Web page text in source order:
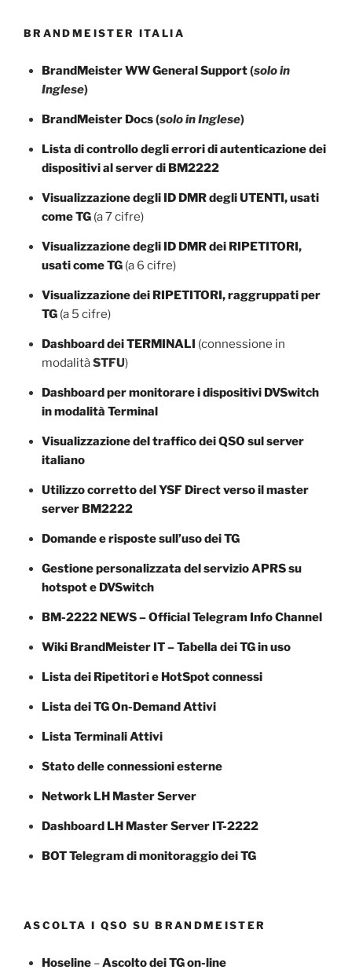
BRANDMEISTER ITALIA
BrandMeister WW General Support(solo in
Inglese)
BrandMeister Docs(solo in Inglese)
Lista di controllo degli errori di autenticazione dei
dispositivi al server di BM2222
Visualizzazione degli ID DMR degli UTENTI, usati
come TG(a 7 cifre)
Visualizzazione degli ID DMR dei RIPETITORI,
usati come TG(a 6 cifre)
Visualizzazione dei RIPETITORI, raggruppati per
TG(a 5 cifre)
Dashboard dei TERMINALI (connessione in
modalitàSTFU)
Dashboard per monitorare i dispositivi DVSwitch
in modalità Terminal
Visualizzazione del traffico dei QSO sul server
italiano
Utilizzo corretto del YSF Direct verso il master
server BM2222
Domande e risposte sull’uso dei TG
Gestione personalizzata del servizio APRS su
hotspot e DVSwitch
BM-2222 NEWS – Official Telegram Info Channel
Wiki BrandMeister IT – Tabella dei TG in uso
Lista dei Ripetitori e HotSpot connessi
Lista dei TG On-Demand Attivi
Lista Terminali Attivi
Stato delle connessioni esterne
Network LH Master Server
Dashboard LH Master Server IT-2222
BOT Telegram di monitoraggio dei TG
ASCOLTA I QSO SU BRANDMEISTER
Hoseline–Ascolto dei TGon-line